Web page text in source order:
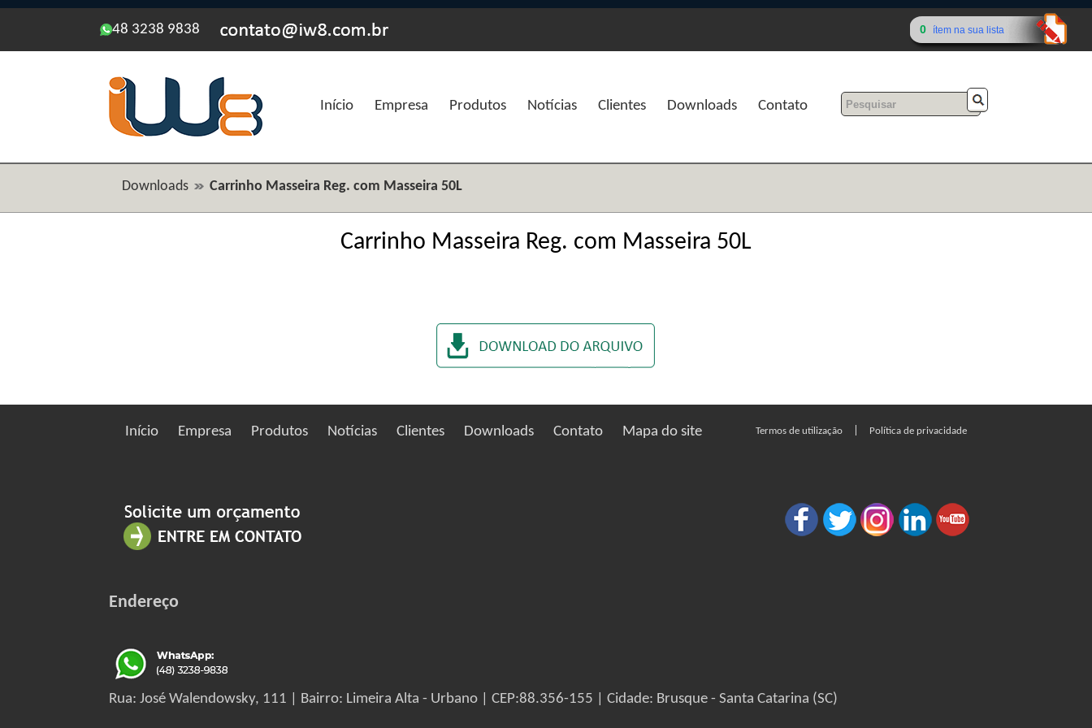
48 3238 9838 0 ítem na sua lista
Início Empresa Produtos Notícias Clientes Downloads Contato
Downloads Carrinho Masseira Reg. com Masseira 50L
Carrinho Masseira Reg. com Masseira 50L
Início Empresa Produtos Notícias Clientes Downloads Contato Mapa do site Termos de utilização Política de privacidade
Endereço
Rua: José Walendowsky, 111 | Bairro: Limeira Alta - Urbano | CEP:88.356-155 | Cidade: Brusque - Santa Catarina (SC)